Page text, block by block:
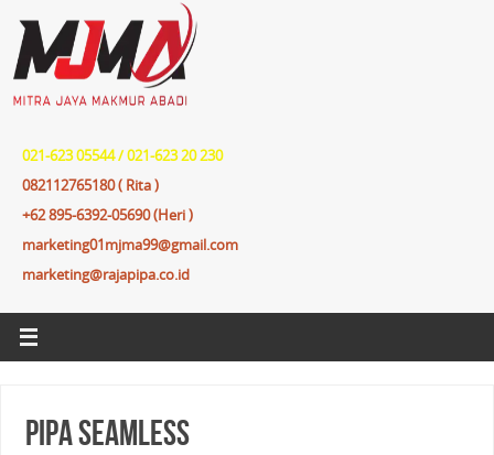
021-623 05544 / 021-623 20 230
082112765180 ( Rita )
+62 895-6392-05690 (Heri )
marketing01mjma99@gmail.com
marketing@rajapipa.co.id
Pipa Seamless